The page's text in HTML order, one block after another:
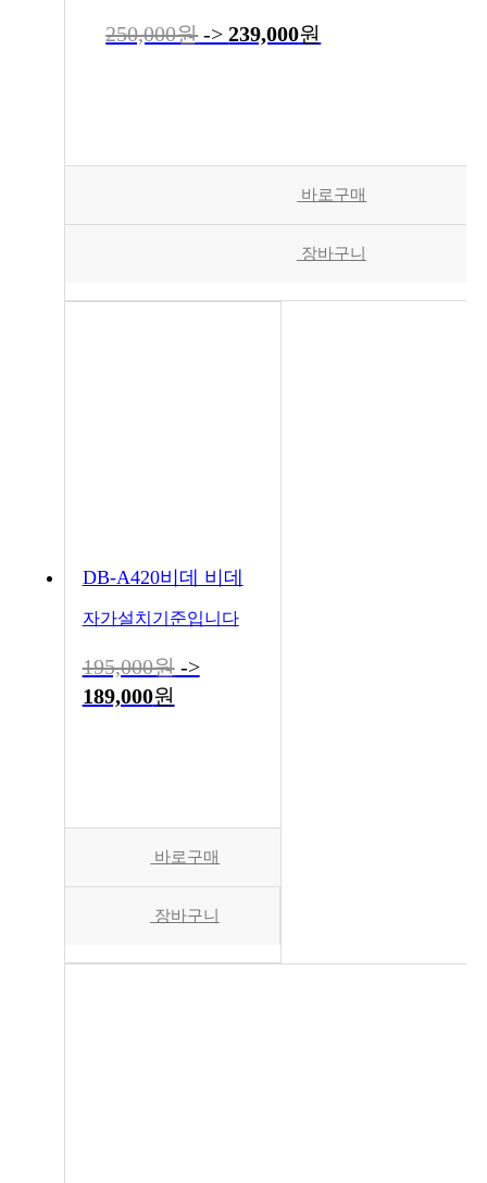
250,000원->239,000원
바로구매
장바구니
DB-A420비데 비데
자가설치기준입니다
195,000원->
189,000원
바로구매
장바구니